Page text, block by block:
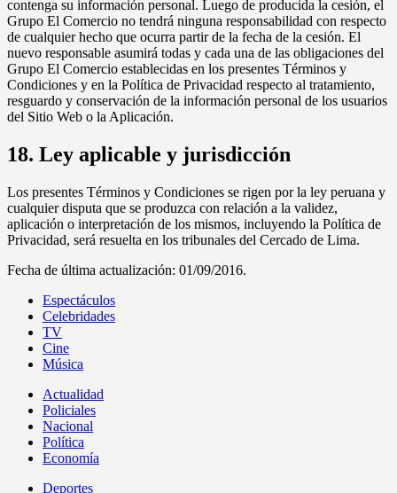
contenga su información personal. Luego de producida la cesión, el
Grupo El Comercio no tendrá ninguna responsabilidad con respecto
de cualquier hecho que ocurra partir de la fecha de la cesión. El
nuevo responsable asumirá todas y cada una de las obligaciones del
Grupo El Comercio establecidas en los presentes Términos y
Condiciones y en la Política de Privacidad respecto al tratamiento,
resguardo y conservación de la información personal de los usuarios
del Sitio Web o la Aplicación.
18. Ley aplicable y jurisdicción
Los presentes Términos y Condiciones se rigen por la ley peruana y
cualquier disputa que se produzca con relación a la validez,
aplicación o interpretación de los mismos, incluyendo la Política de
Privacidad, será resuelta en los tribunales del Cercado de Lima.
Fecha de última actualización: 01/09/2016.
Espectáculos
Celebridades
TV
Cine
Música
Actualidad
Policiales
Nacional
Política
Economía
Deportes